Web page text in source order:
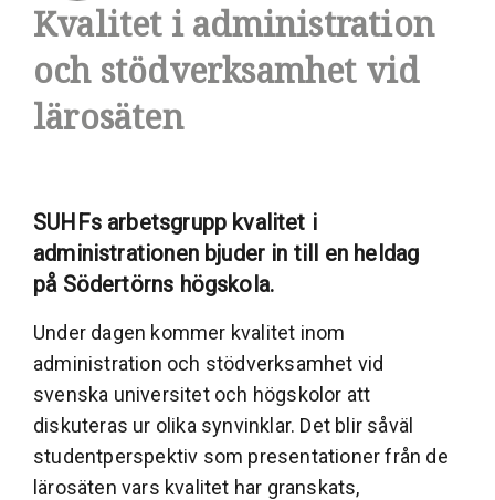
Kvalitet i administration
och stödverksamhet vid
lärosäten
SUHFs arbetsgrupp kvalitet i
administrationen bjuder in till en heldag
på Södertörns högskola.
Under dagen kommer kvalitet inom
administration och stödverksamhet vid
svenska universitet och högskolor att
diskuteras ur olika synvinklar. Det blir såväl
studentperspektiv som presentationer från de
lärosäten vars kvalitet har granskats,